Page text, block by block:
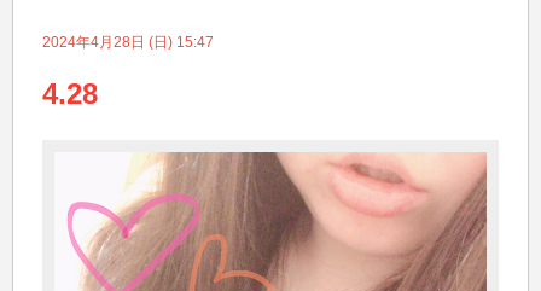
2024年4月28日 (日) 15:47
4.28